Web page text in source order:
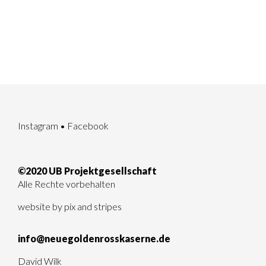
Instagram • Facebook
©2020 UB Projektgesellschaft
Alle Rechte vorbehalten
website by pix and stripes
info@neuegoldenrosskaserne.de
David Wilk